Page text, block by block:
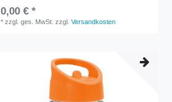
0,00 € *
*zzgl. ges. MwSt. zzgl.Versandkosten